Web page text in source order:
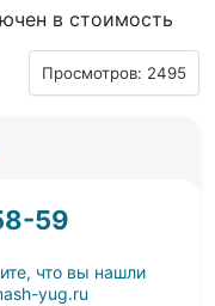
в стоимость
Просмотров: 2495
59
что вы нашли
yug.ru